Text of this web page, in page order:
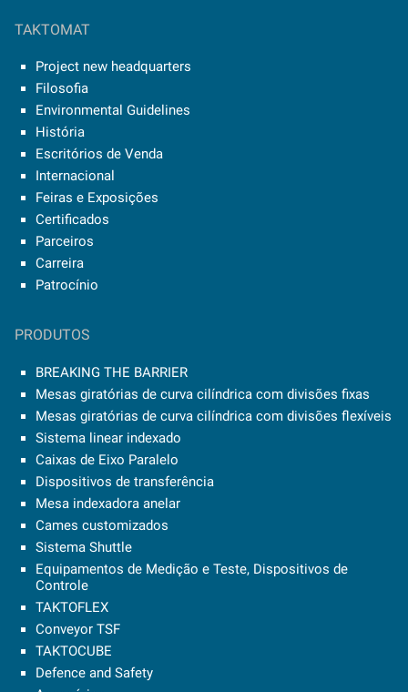
TAKTOMAT
Project new headquarters
Filosofia
Environmental Guidelines
História
Escritórios de Venda
Internacional
Feiras e Exposições
Certificados
Parceiros
Carreira
Patrocínio
PRODUTOS
BREAKING THE BARRIER
Mesas giratórias de curva cilíndrica com divisões fixas
Mesas giratórias de curva cilíndrica com divisões flexíveis
Sistema linear indexado
Caixas de Eixo Paralelo
Dispositivos de transferência
Mesa indexadora anelar
Cames customizados
Sistema Shuttle
Equipamentos de Medição e Teste, Dispositivos de
Controle
TAKTOFLEX
Conveyor TSF
TAKTOCUBE
Defence and Safety